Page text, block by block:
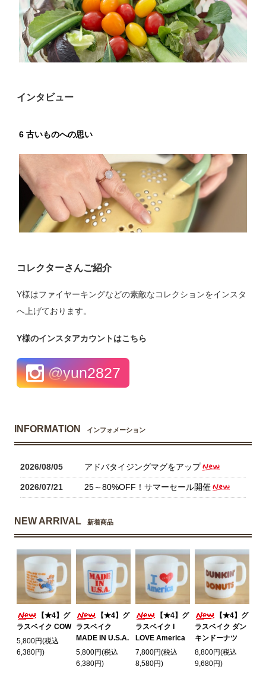
インタビュー
6 古いものへの思い
コレクターさんご紹介
Y様はファイヤーキングなどの素敵なコレクションをインスタ
へ上げております。
Y様のインスタアカウントはこちら
@yun2827
INFORMATION インフォメーション
2026/08/05 アドバタイジングマグをアップ
2026/07/21 25～80%OFF！サマーセール開催
NEW ARRIVAL 新着商品
【★4】グ
ラスベイク COW
5,800円(税込
6,380円)
【★4】グ
ラスベイク
MADE IN U.S.A.
5,800円(税込
6,380円)
【★4】グ
ラスベイク I
LOVE America
7,800円(税込
8,580円)
【★4】グ
ラスベイク ダン
キンドーナツ
8,800円(税込
9,680円)